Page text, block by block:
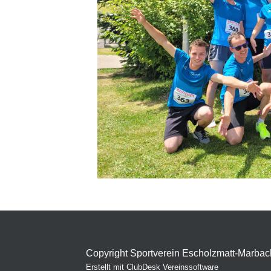
Copyright Sportverein Escholzmatt-
Erstellt mit ClubDesk Vereinssoftware